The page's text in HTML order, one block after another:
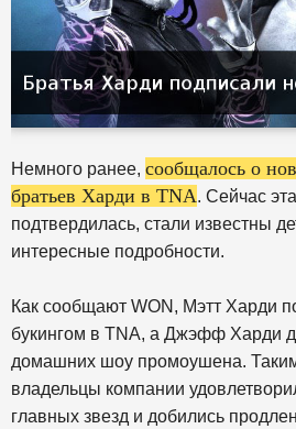
Немного ранее, сообщалось о
братьев Харди в TNA. Сейчас
подтвердилась, стали известны
интересные подробности.
Как сообщают WON, Мэтт Харди
букингом в TNA, а Джэфф Харди
домашних шоу промоушена.
владельцы компании
главных звезд и добились